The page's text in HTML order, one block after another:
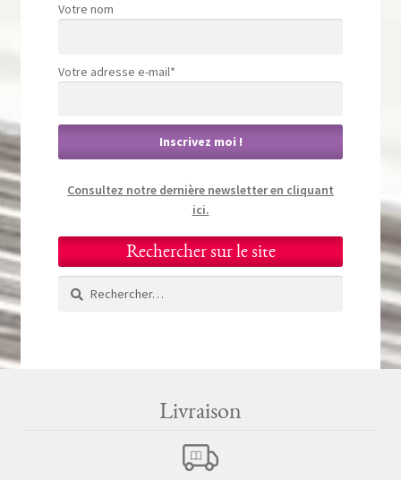
Votre nom
Votre adresse e-mail*
Consultez notre dernière newsletter en cliquant
ici.
Rechercher sur le site
Rechercher :
Livraison